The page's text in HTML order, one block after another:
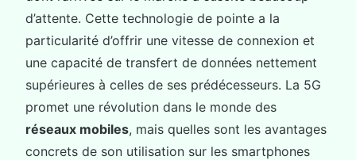
d’attente. Cette technologie de pointe a la
particularité d’offrir une vitesse de connexion et
une capacité de transfert de données nettement
supérieures à celles de ses prédécesseurs. La 5G
promet une révolution dans le monde des
réseaux mobiles, mais quelles sont les avantages
concrets de son utilisation sur les smartphones